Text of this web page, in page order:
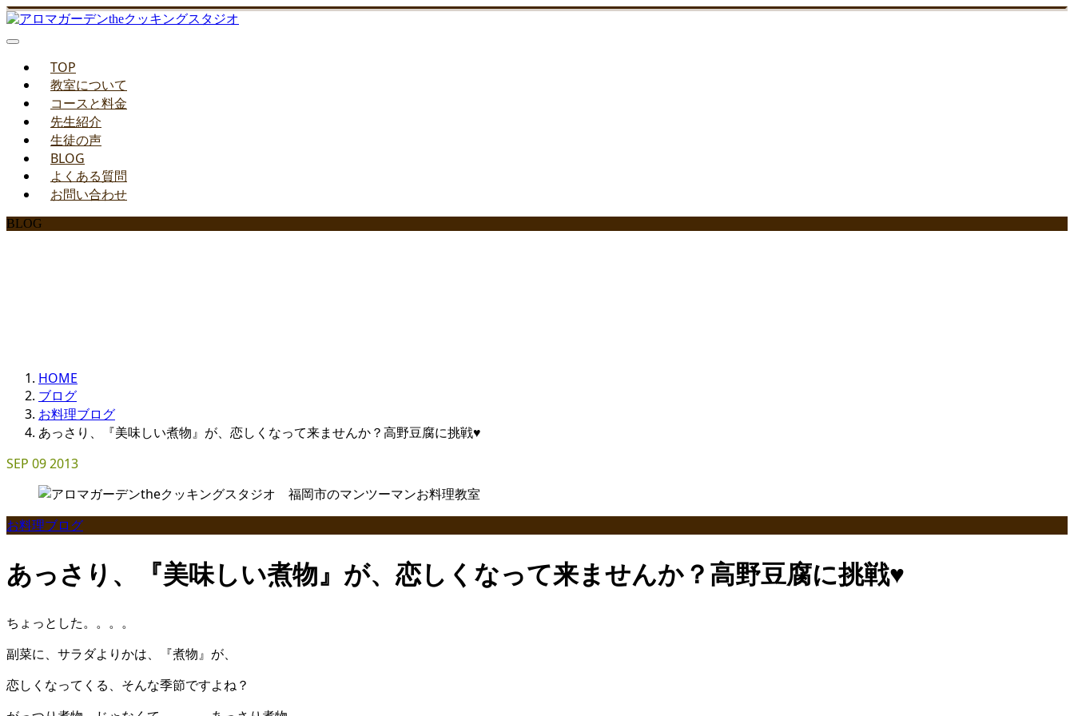
TOP
教室について
コースと料金
先生紹介
生徒の声
BLOG
よくある質問
お問い合わせ
BLOG
HOME
ブログ
お料理ブログ
あっさり、『美味しい煮物』が、恋しくなって来ませんか？高野豆腐に挑戦♥
SEP 092013
お料理ブログ
あっさり、『美味しい煮物』が、恋しくなって来ませんか？高野豆腐に挑戦♥
ちょっとした。。。。
副菜に、サラダよりかは、『煮物』が、
恋しくなってくる、そんな季節ですよね？